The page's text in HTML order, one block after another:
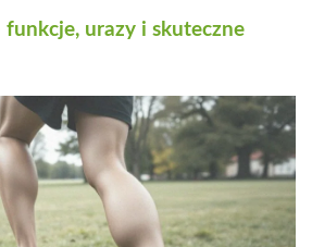
funkcje, urazy i skuteczne